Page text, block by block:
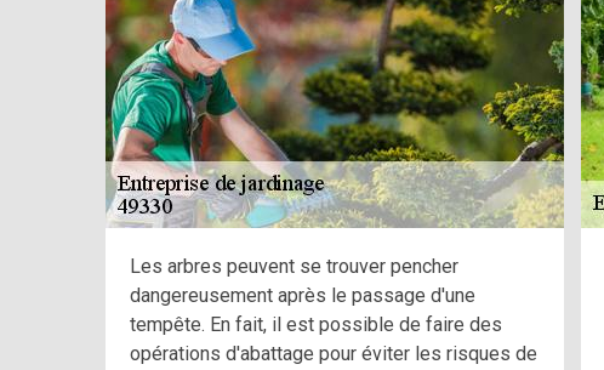
Les arbres peuvent se trouver pencher
dangereusement après le passage d'une
tempête. En fait, il est possible de faire des
opérations d'abattage pour éviter les risques de